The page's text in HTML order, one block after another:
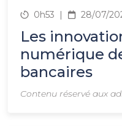
0h53 | 28/07/
Les
numérique
bancaires
Contenu réservé aux